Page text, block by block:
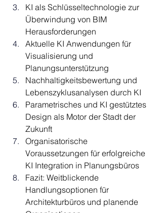
KI als Schlüsseltechnologie zur
Überwindung von BIM
Herausforderungen
Aktuelle KI Anwendungen für
Visualisierung und
Planungsunterstützung
Nachhaltigkeitsbewertung und
Lebenszyklusanalysen durch KI
Parametrisches und KI gestütztes
Design als Motor der Stadt der
Zukunft
Organisatorische
Voraussetzungen für erfolgreiche
KI Integration in Planungsbüros
Fazit: Weitblickende
Handlungsoptionen für
Architekturbüros und planende